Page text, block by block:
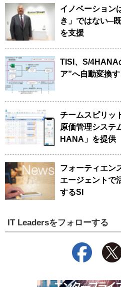
イノベーション
き」ではない─
を支援
TISI、S/4HANA
ア”へ自動変換
チームスピリッ
原価管理システ
HANA」を提供
フォーティエン
エージェントで
するSI
IT Leadersをフォローする